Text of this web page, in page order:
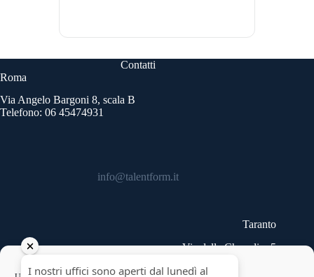
Contatti
Roma
Via Angelo Bargoni 8, scala B
Telefono: 06 45474931
info@talentform.it
Taranto
Via delle Cheradi n.5
Copyright © 2026 - Talentform SpA - Partita IVA